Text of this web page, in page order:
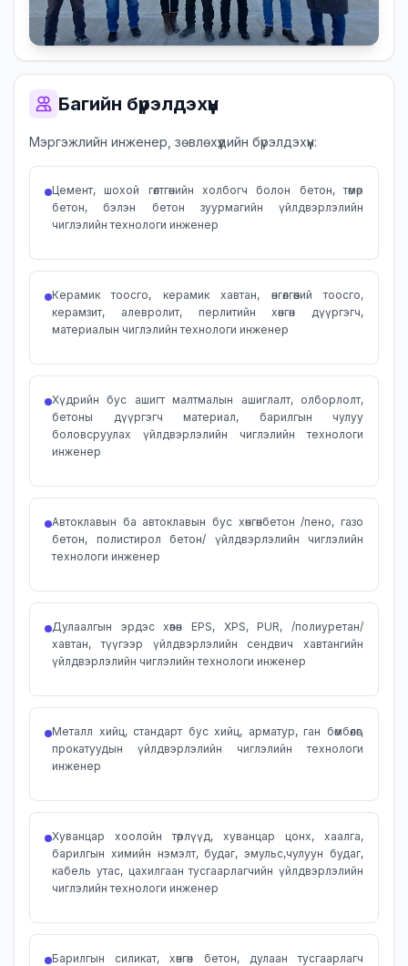
Багийн бүрэлдэхүүн
Мэргэжлийн инженер, зөвлөхүүдийн бүрэлдэхүүн:
Цемент, шохой гөлтгөнийн холбогч болон бетон, төмөр
бетон, бэлэн бетон зуурмагийн үйлдвэрлэлийн
чиглэлийн технологи инженер
Керамик тоосго, керамик хавтан, өнгөлгөөний тоосго,
керамзит, алевролит, перлитийн хөнгөн дүүргэгч,
материалын чиглэлийн технологи инженер
Хүдрийн бус ашигт малтмалын ашиглалт, олборлолт,
бетоны дүүргэгч материал, барилгын чулуу
боловсруулах үйлдвэрлэлийн чиглэлийн технологи
инженер
Автоклавын ба автоклавын бус хөнгөнбетон /пено, газо
бетон, полистирол бетон/ үйлдвэрлэлийн чиглэлийн
технологи инженер
Дулаалгын эрдэс хөвөн EPS, XPS, PUR, /полиуретан/
хавтан, түүгээр үйлдвэрлэлийн сендвич хавтангийн
үйлдвэрлэлийн чиглэлийн технологи инженер
Металл хийц, стандарт бус хийц, арматур, ган бөмбөлөг,
прокатуудын үйлдвэрлэлийн чиглэлийн технологи
инженер
Хуванцар хоолойн төрлүүд, хуванцар цонх, хаалга,
барилгын химийн нэмэлт, будаг, эмульс,чулуун будаг,
кабель утас, цахилгаан тусгаарлагчийн үйлдвэрлэлийн
чиглэлийн технологи инженер
Барилгын силикат, хөнгөн бетон, дулаан тусгаарлагч